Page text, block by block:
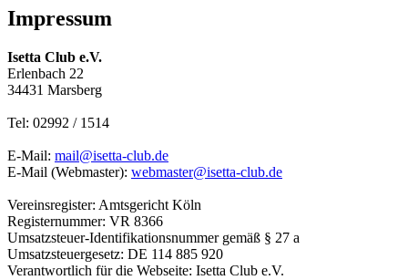
Impressum
Isetta Club e.V.
Erlenbach 22
34431 Marsberg
Tel: 02992 / 1514
E-Mail: mail@isetta-club.de
E-Mail (Webmaster): webmaster@isetta-club.de
Vereinsregister: Amtsgericht Köln
Registernummer: VR 8366
Umsatzsteuer-Identifikationsnummer gemäß § 27 a
Umsatzsteuergesetz: DE 114 885 920
Verantwortlich für die Webseite: Isetta Club e.V.